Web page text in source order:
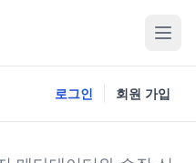
로그인 회원 가입